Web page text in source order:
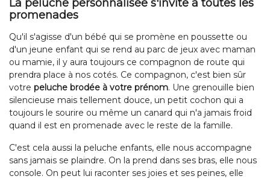
La peluche personnalisée s'invite à toutes les
promenades
Qu'il s'agisse d'un bébé qui se promène en poussette ou
d'un jeune enfant qui se rend au parc de jeux avec maman
ou mamie, il y aura toujours ce compagnon de route qui
prendra place à nos cotés. Ce compagnon, c'est bien sûr
votre peluche brodée à votre prénom. Une grenouille bien
silencieuse mais tellement douce, un petit cochon qui a
toujours le sourire ou même un canard qui n'a jamais froid
quand il est en promenade avec le reste de la famille.
C'est cela aussi la peluche enfants, elle nous accompagne
sans jamais se plaindre. On la prend dans ses bras, elle nous
console. On peut lui raconter ses joies et ses peines, elle